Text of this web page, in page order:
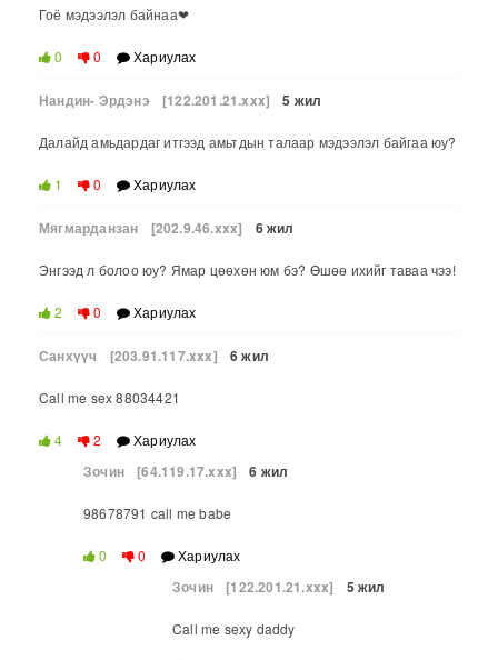
Гоё мэдээлэл байнаа❤
0 0 Хариулах
Нандин- Эрдэнэ [122.201.21.xxx] 5 жил
Далайд амьдардаг итгээд амьтдын талаар мэдээлэл байгаа юу?
1 0 Хариулах
Мягмарданзан [202.9.46.xxx] 6 жил
Энгээд л болоо юу? Ямар цөөхөн юм бэ? Өшөө ихийг таваа чээ!
2 0 Хариулах
Санхүүч [203.91.117.xxx] 6 жил
Call me sex 88034421
4 2 Хариулах
Зочин [64.119.17.xxx] 6 жил
98678791 call me babe
0 0 Хариулах
Зочин [122.201.21.xxx] 5 жил
Call me sexy daddy